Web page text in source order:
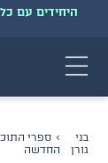
היחידים עם כל
ספרי
החדשה
בני
גורן